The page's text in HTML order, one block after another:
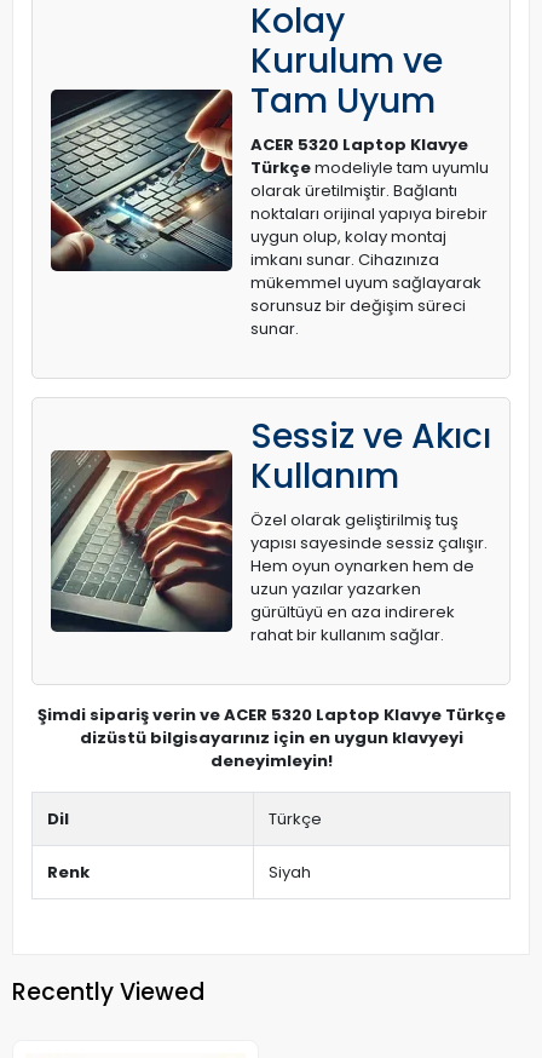
Kolay
Kurulum ve
Tam Uyum
ACER 5320 Laptop Klavye
Türkçemodeliyle tam uyumlu
olarak üretilmiştir. Bağlantı
noktaları orijinal yapıya birebir
uygun olup, kolay montaj
imkanı sunar. Cihazınıza
mükemmel uyum sağlayarak
sorunsuz bir değişim süreci
sunar.
Sessiz ve Akıcı
Kullanım
Özel olarak geliştirilmiş tuş
yapısı sayesinde sessiz çalışır.
Hem oyun oynarken hem de
uzun yazılar yazarken
gürültüyü en aza indirerek
rahat bir kullanım sağlar.
Şimdi sipariş verin ve ACER 5320 Laptop Klavye Türkçe
dizüstü bilgisayarınız için en uygun klavyeyi
deneyimleyin!
Dil Türkçe
Renk Siyah
Recently Viewed